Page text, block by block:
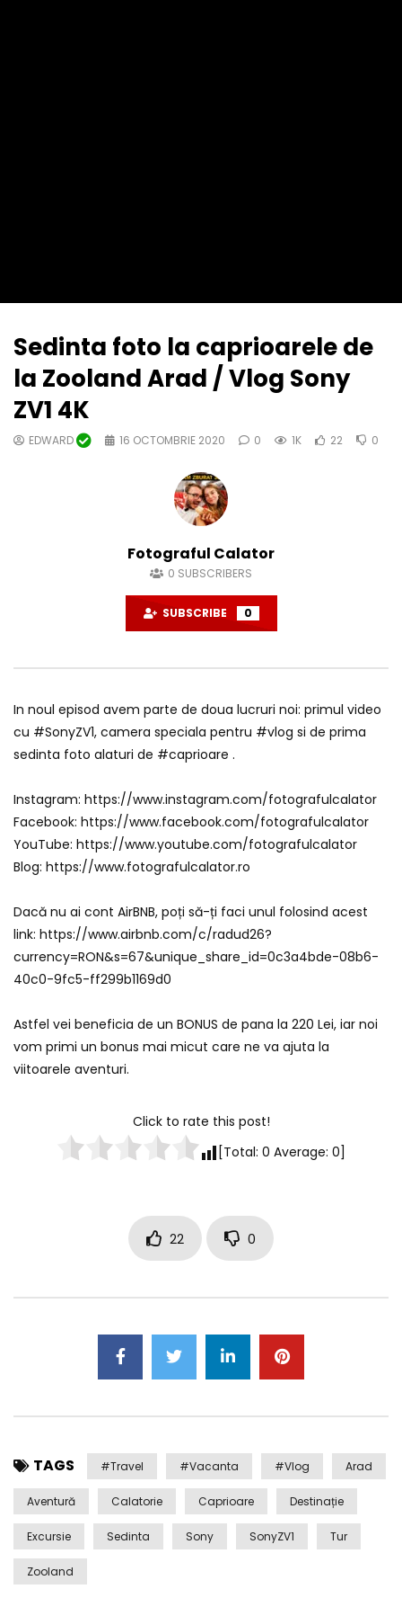
Sedinta foto la caprioarele de
la Zooland Arad / Vlog Sony
ZV1 4K
EDWARD 16 OCTOMBRIE 2020 0 1K 22 0
Fotograful Calator
0 SUBSCRIBERS
SUBSCRIBE 0
In noul episod avem parte de doua lucruri noi: primul video
cu #SonyZV1, camera speciala pentru #vlog si de prima
sedinta foto alaturi de #caprioare .
Instagram: https://www.instagram.com/fotografulcalator
Facebook: https://www.facebook.com/fotografulcalator
YouTube: https://www.youtube.com/fotografulcalator
Blog: https://www.fotografulcalator.ro
Dacă nu ai cont AirBNB, poți să-ți faci unul folosind acest
link: https://www.airbnb.com/c/radud26?
currency=RON&s=67&unique_share_id=0c3a4bde-08b6-
40c0-9fc5-ff299b1169d0
Astfel vei beneficia de un BONUS de pana la 220 Lei, iar noi
vom primi un bonus mai micut care ne va ajuta la
viitoarele aventuri.
Click to rate this post!
[Total: 0 Average: 0]
22 0
TAGS #travel #Vacanta #Vlog Arad
Aventură Calatorie Caprioare Destinație
Excursie Sedinta Sony SonyZV1 Tur
Zooland